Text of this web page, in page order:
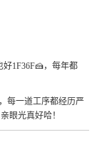
好1F36F🍰，每年都
每一道工序都经历严
眼光真好哈！